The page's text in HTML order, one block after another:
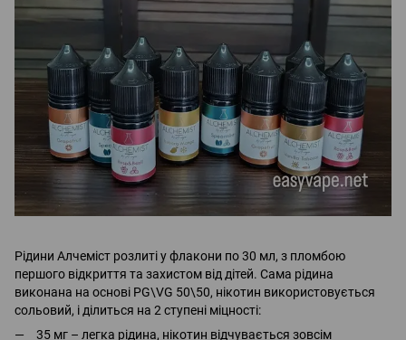
Рідини Алчеміст розлиті у флакони по 30 мл, з пломбою
першого відкриття та захистом від дітей. Сама рідина
виконана на основі PG\VG 50\50, нікотин використовується
сольовий, і ділиться на 2 ступені міцності:
35 мг – легка рідина, нікотин відчувається зовсім